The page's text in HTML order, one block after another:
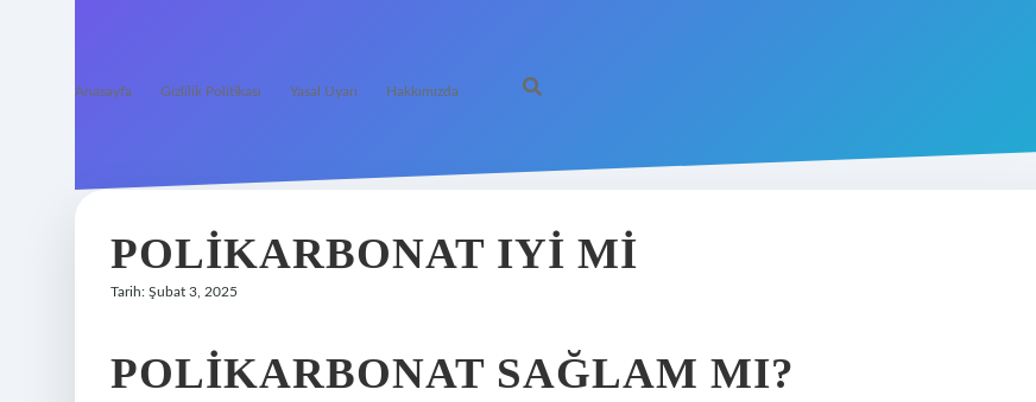
Anasayfa Gizlilik Politikası Yasal Uyarı Hakkımızda
POLIKARBONAT IYI MI
Tarih: Şubat 3, 2025
POLIKARBONAT SAĞLAM MI?